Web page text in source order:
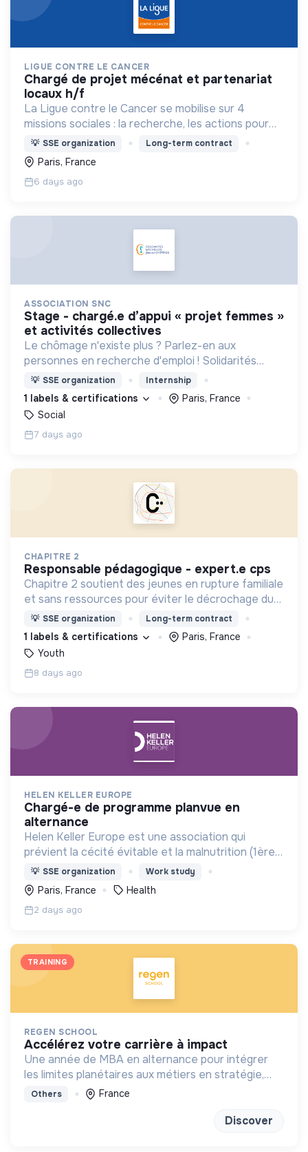
LIGUE CONTRE LE CANCER
chargé de projet mécénat et partenariat
locaux h/f
La Ligue contre le Cancer se mobilise sur 4
missions sociales : la recherche, les actions pour
les personnes malades, la prévention & promotion
du dépistage et l'étude & observatoire.
💡 SSE organization Long-term contract
Paris, France
6 days ago
ASSOCIATION SNC
stage - chargé.e d’appui « projet femmes »
et activités collectives
Le chômage n'existe plus ? Parlez-en aux
personnes en recherche d'emploi ! Solidarités
nouvelles face au chômage propose un
accompagnement bienveillant, gratuit,
personnalisé et sans limite de temps.
💡 SSE organization Internship
1 labels & certifications
Paris, France
Social
7 days ago
CHAPITRE 2
responsable pédagogique - expert.e cps
Chapitre 2 soutient des jeunes en rupture familiale
et sans ressources pour éviter le décrochage du
parcours d'insertion et le glissement vers
l'exclusion.
💡 SSE organization Long-term contract
1 labels & certifications
Paris, France
Youth
8 days ago
HELEN KELLER EUROPE
chargé-e de programme planvue en
alternance
Helen Keller Europe est une association qui
prévient la cécité évitable et la malnutrition (1ère
cause de cécité chez les enfants de moins de 5
ans) en Afrique, en Asie et en France.
💡 SSE organization Work study
Paris, France Health
2 days ago
TRAINING
REGEN SCHOOL
accélérez votre carrière à impact
Une année de MBA en alternance pour intégrer
les limites planétaires aux métiers en stratégie,
marketing, finance et achats
Others France
Discover